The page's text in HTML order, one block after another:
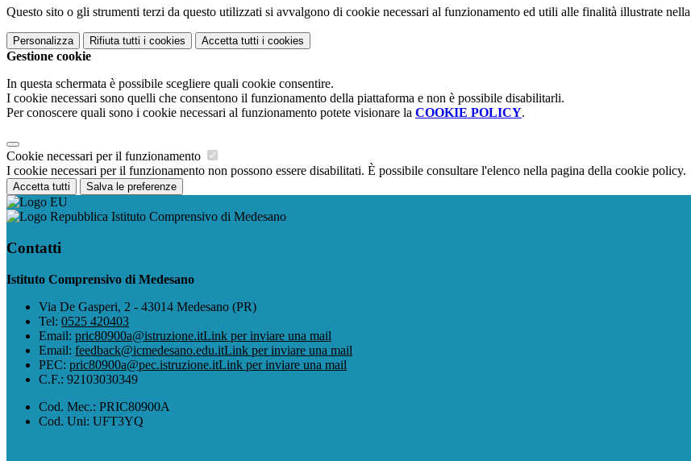
Questo sito o gli strumenti terzi da questo utilizzati si avvalgono di cookie necessari al funzionamento ed utili alle finalità illustrate nella
Personalizza Rifiuta tutti i cookies Accetta tutti i cookies
Gestione cookie
In questa schermata è possibile scegliere quali cookie consentire.
I cookie necessari sono quelli che consentono il funzionamento della piattaforma e non è possibile disabilitarli.
Per conoscere quali sono i cookie necessari al funzionamento potete visionare la COOKIE POLICY.
Cookie necessari per il funzionamento
I cookie necessari per il funzionamento non possono essere disabilitati. È possibile consultare l'elenco nella pagina della cookie policy.
Accetta tutti Salva le preferenze
Istituto Comprensivo di Medesano
Contatti
Istituto Comprensivo di Medesano
Via De Gasperi, 2 - 43014 Medesano (PR)
Tel: 0525 420403
Email: pric80900a@istruzione.itLink per inviare una mail
Email: feedback@icmedesano.edu.itLink per inviare una mail
PEC: pric80900a@pec.istruzione.itLink per inviare una mail
C.F.: 92103030349
Cod. Mec.: PRIC80900A
Cod. Uni: UFT3YQ